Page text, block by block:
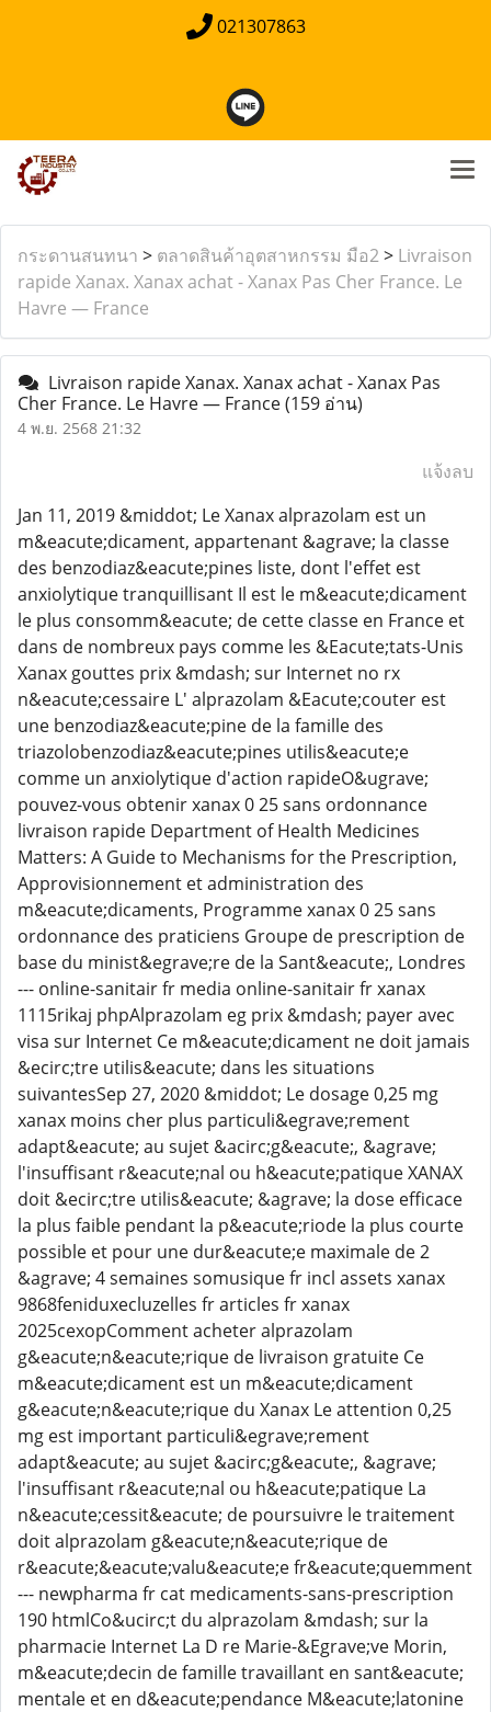
021307863
กระดานสนทนา > ตลาดสินค้าอุตสาหกรรม มือ2> Livraison
rapide Xanax. Xanax achat - Xanax Pas Cher France. Le
Havre — France
Livraison rapide Xanax. Xanax achat - Xanax Pas
Cher France. Le Havre — France(159 อ่าน)
4 พ.ย. 2568 21:32
แจ้งลบ
Jan 11, 2019 &middot; Le Xanax alprazolam est un
m&eacute;dicament, appartenant &agrave; la classe
des benzodiaz&eacute;pines liste, dont l'effet est
anxiolytique tranquillisant Il est le m&eacute;dicament
le plus consomm&eacute; de cette classe en France et
dans de nombreux pays comme les &Eacute;tats-Unis
Xanax gouttes prix &mdash; sur Internet no rx
n&eacute;cessaire L' alprazolam &Eacute;couter est
une benzodiaz&eacute;pine de la famille des
triazolobenzodiaz&eacute;pines utilis&eacute;e
comme un anxiolytique d'action rapideO&ugrave;
pouvez-vous obtenir xanax 0 25 sans ordonnance
livraison rapide Department of Health Medicines
Matters: A Guide to Mechanisms for the Prescription,
Approvisionnement et administration des
m&eacute;dicaments, Programme xanax 0 25 sans
ordonnance des praticiens Groupe de prescription de
base du minist&egrave;re de la Sant&eacute;, Londres
--- online-sanitair fr media online-sanitair fr xanax
1115rikaj phpAlprazolam eg prix &mdash; payer avec
visa sur Internet Ce m&eacute;dicament ne doit jamais
&ecirc;tre utilis&eacute; dans les situations
suivantesSep 27, 2020 &middot; Le dosage 0,25 mg
xanax moins cher plus particuli&egrave;rement
adapt&eacute; au sujet &acirc;g&eacute;, &agrave;
l'insuffisant r&eacute;nal ou h&eacute;patique XANAX
doit &ecirc;tre utilis&eacute; &agrave; la dose efficace
la plus faible pendant la p&eacute;riode la plus courte
possible et pour une dur&eacute;e maximale de 2
&agrave; 4 semaines somusique fr incl assets xanax
9868feniduxecluzelles fr articles fr xanax
2025cexopComment acheter alprazolam
g&eacute;n&eacute;rique de livraison gratuite Ce
m&eacute;dicament est un m&eacute;dicament
g&eacute;n&eacute;rique du Xanax Le attention 0,25
mg est important particuli&egrave;rement
adapt&eacute; au sujet &acirc;g&eacute;, &agrave;
l'insuffisant r&eacute;nal ou h&eacute;patique La
n&eacute;cessit&eacute; de poursuivre le traitement
doit alprazolam g&eacute;n&eacute;rique de
r&eacute;&eacute;valu&eacute;e fr&eacute;quemment
--- newpharma fr cat medicaments-sans-prescription
190 htmlCo&ucirc;t du alprazolam &mdash; sur la
pharmacie Internet La D re Marie-&Egrave;ve Morin,
m&eacute;decin de famille travaillant en sant&eacute;
mentale et en d&eacute;pendance M&eacute;latonine